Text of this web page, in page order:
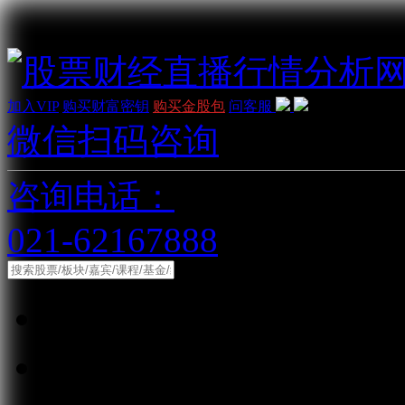
加入VIP 购买财富密钥 购买金股包 问客服
微信扫码咨询
咨询电话：
021-62167888